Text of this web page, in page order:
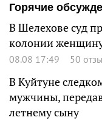
Горячие
В Шелехове суд
колонии
08.08 17:49 50
В Куйтуне
мужчины,
летнему сыну